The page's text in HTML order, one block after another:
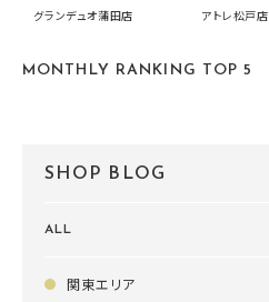
グランデュオ蒲田店
中です！
アトレ松戸店
MONTHLY RANKING TOP 5
SHOP BLOG
ALL
関東エリア